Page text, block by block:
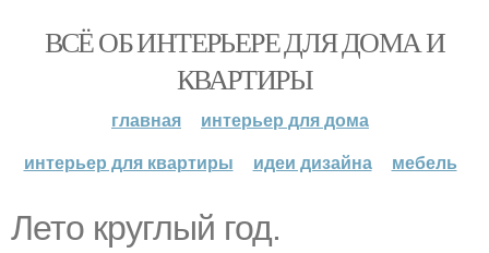
ВСЁ ОБ ИНТЕРЬЕРЕ ДЛЯ ДОМА И
КВАРТИРЫ
главная
интерьер для дома
интерьер для квартиры
идеи дизайна мебель
Лето круглый год.